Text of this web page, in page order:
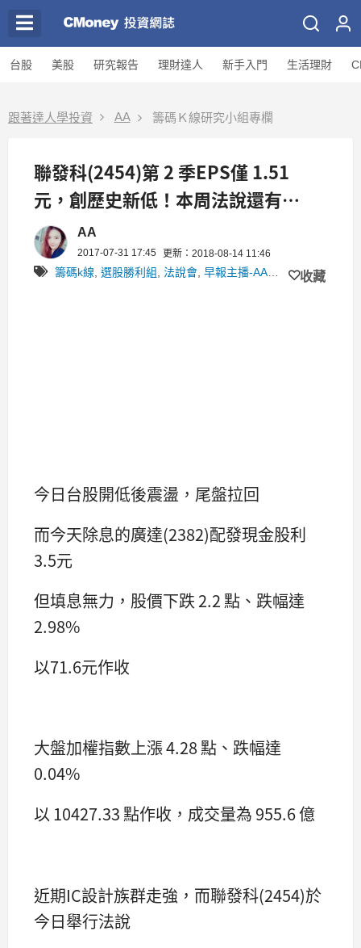
台股 美股 研究報告 理財達人 新手入門 生活理財
跟著達人學投資 AA 籌碼Ｋ線研究小組專欄
聯發科(2454)第 2 季EPS僅 1.51
元，創歷史新低！本周法說還有
「它」要爆..
AA
2017-07-31 17:45 更新：2018-08-14 11:46
籌碼k線 選股勝利組 法說會 早報主播-AA 籌碼 K線研究小
收藏
今日台股開低後震盪，尾盤拉回
而今天除息的廣達(2382)配發現金股利
3.5元
但填息無力，股價下跌 2.2 點、跌幅達
2.98%
以71.6元作收
大盤加權指數上漲 4.28 點、跌幅達
0.04%
以 10427.33 點作收，成交量為 955.6 億
近期IC設計族群走強，而聯發科(2454)於
今日舉行法說